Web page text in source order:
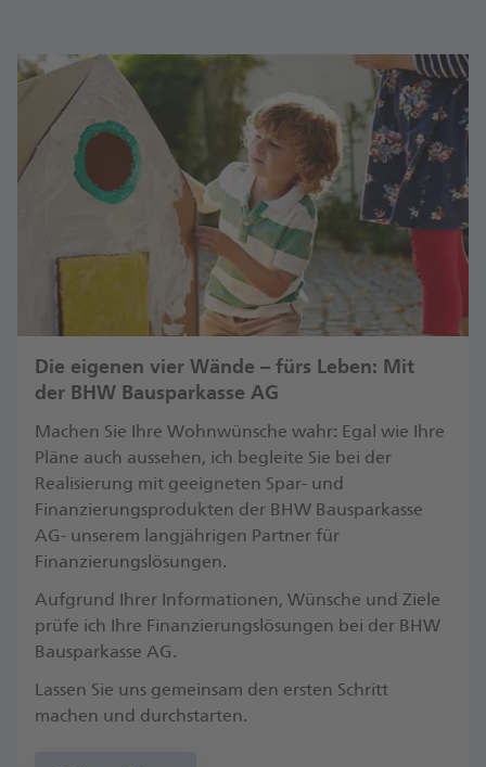
Die eigenen vier Wände – fürs Leben: Mit
der BHW Bausparkasse AG
Machen Sie Ihre Wohnwünsche wahr: Egal wie Ihre
Pläne auch aussehen, ich begleite Sie bei der
Realisierung mit geeigneten Spar- und
Finanzierungsprodukten der BHW Bausparkasse
AG- unserem langjährigen Partner für
Finanzierungslösungen.
Aufgrund Ihrer Informationen, Wünsche und Ziele
prüfe ich Ihre Finanzierungslösungen bei der BHW
Bausparkasse AG.
Lassen Sie uns gemeinsam den ersten Schritt
machen und durchstarten.